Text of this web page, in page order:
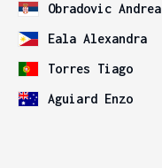
Obradovic Andrea
Eala Alexandra
Torres Tiago
Aguiard Enzo